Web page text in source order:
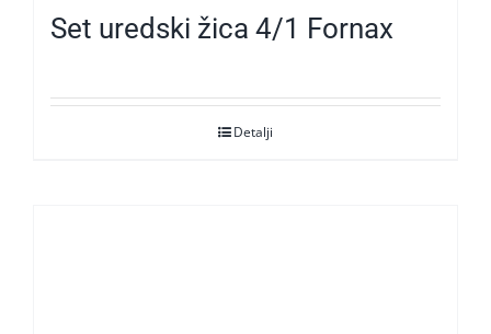
Set uredski žica 4/1 Fornax
Detalji